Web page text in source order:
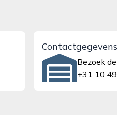
Contactgegevens
Bezoek
+31 10